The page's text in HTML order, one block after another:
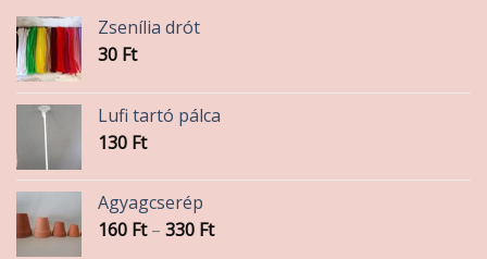
Zsenília drót
30 Ft
Lufi tartó pálca
130 Ft
Agyagcserép
160 Ft – 330 FtÁrtartomány: